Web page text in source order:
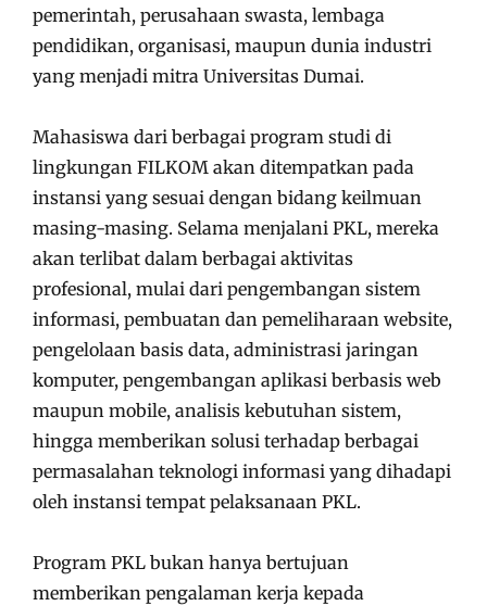
pemerintah, perusahaan swasta, lembaga
pendidikan, organisasi, maupun dunia industri
yang menjadi mitra Universitas Dumai.
Mahasiswa dari berbagai program studi di
lingkungan FILKOM akan ditempatkan pada
instansi yang sesuai dengan bidang keilmuan
masing-masing. Selama menjalani PKL, mereka
akan terlibat dalam berbagai aktivitas
profesional, mulai dari pengembangan sistem
informasi, pembuatan dan pemeliharaan website,
pengelolaan basis data, administrasi jaringan
komputer, pengembangan aplikasi berbasis web
maupun mobile, analisis kebutuhan sistem,
hingga memberikan solusi terhadap berbagai
permasalahan teknologi informasi yang dihadapi
oleh instansi tempat pelaksanaan PKL.
Program PKL bukan hanya bertujuan
memberikan pengalaman kerja kepada